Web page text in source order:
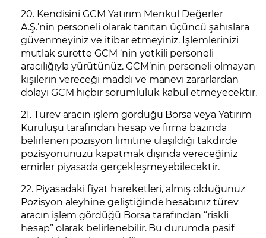
20. Kendisini GCM Yatırım Menkul Değerler
A.Ş.’nin personeli olarak tanıtan üçüncü şahıslara
güvenmeyiniz ve itibar etmeyiniz. İşlemlerinizi
mutlak surette GCM ‘nin yetkili personeli
aracılığıyla yürütünüz. GCM’nin personeli olmayan
kişilerin vereceği maddi ve manevi zararlardan
dolayı GCM hiçbir sorumluluk kabul etmeyecektir.
21. Türev aracın işlem gördüğü Borsa veya Yatırım
Kuruluşu tarafından hesap ve firma bazında
belirlenen pozisyon limitine ulaşıldığı takdirde
pozisyonunuzu kapatmak dışında vereceğiniz
emirler piyasada gerçekleşmeyebilecektir.
22. Piyasadaki fiyat hareketleri, almış olduğunuz
Pozisyon aleyhine geliştiğinde hesabınız türev
aracın işlem gördüğü Borsa tarafından “riskli
hesap” olarak belirlenebilir. Bu durumda pasif